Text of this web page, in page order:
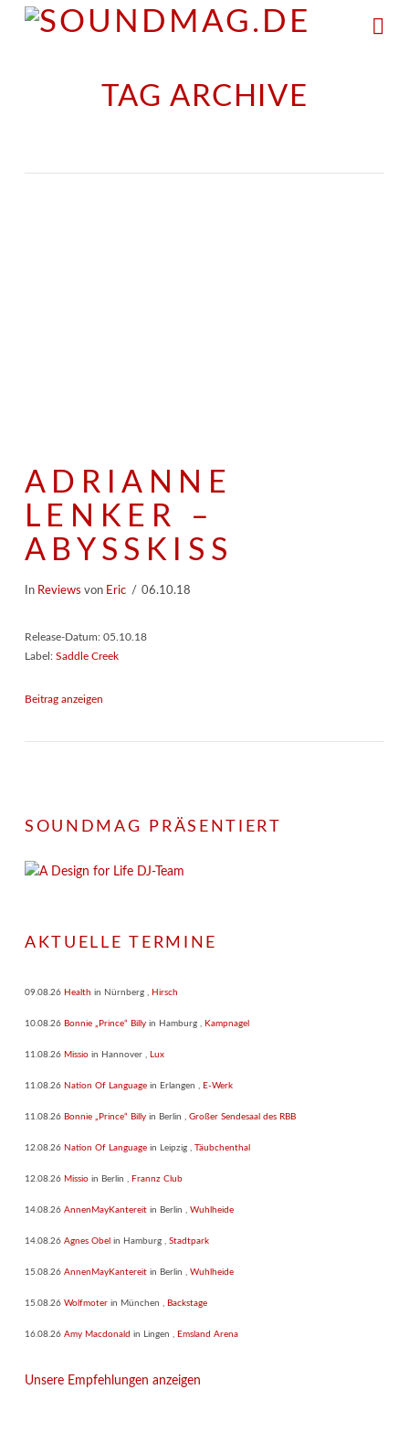
TAG ARCHIVE
ADRIANNE
LENKER –
ABYSSKISS
In Reviews von Eric 06.10.18
Release-Datum: 05.10.18
Label: Saddle Creek
Beitrag anzeigen
SOUNDMAG PRÄSENTIERT
AKTUELLE TERMINE
09.08.26 Health in Nürnberg , Hirsch
10.08.26 Bonnie „Prince“ Billy in Hamburg , Kampnagel
11.08.26 Missio in Hannover , Lux
11.08.26 Nation Of Language in Erlangen , E-Werk
11.08.26 Bonnie „Prince“ Billy in Berlin , Großer Sendesaal des RBB
12.08.26 Nation Of Language in Leipzig , Täubchenthal
12.08.26 Missio in Berlin , Frannz Club
14.08.26 AnnenMayKantereit in Berlin , Wuhlheide
14.08.26 Agnes Obel in Hamburg , Stadtpark
15.08.26 AnnenMayKantereit in Berlin , Wuhlheide
15.08.26 Wolfmoter in München , Backstage
16.08.26 Amy Macdonald in Lingen , Emsland Arena
Unsere Empfehlungen anzeigen